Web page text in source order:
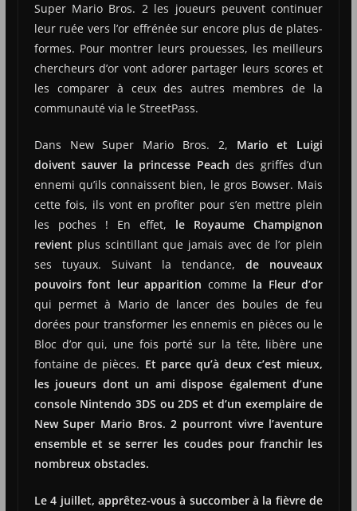
Super Mario Bros. 2 les joueurs peuvent continuer
leur ruée vers l’or effrénée sur encore plus de plates-
formes. Pour montrer leurs prouesses, les meilleurs
chercheurs d’or vont adorer partager leurs scores et
les comparer à ceux des autres membres de la
communauté via le StreetPass.
Dans New Super Mario Bros. 2, Mario et Luigi
doivent sauver la princesse Peach des griffes d’un
ennemi qu’ils connaissent bien, le gros Bowser. Mais
cette fois, ils vont en profiter pour s’en mettre plein
les poches ! En effet, le Royaume Champignon
revient plus scintillant que jamais avec de l’or plein
ses tuyaux. Suivant la tendance,de nouveaux
pouvoirs font leur apparition comme la Fleur d’or
qui permet à Mario de lancer des boules de feu
dorées pour transformer les ennemis en pièces ou le
Bloc d’or qui, une fois porté sur la tête, libère une
fontaine de pièces. Et parce qu’à deux c’est mieux,
les joueurs dont un ami dispose également d’une
console Nintendo 3DS ou 2DS et d’un exemplaire de
New Super Mario Bros. 2 pourront vivre l’aventure
ensemble et se serrer les coudes pour franchir les
nombreux obstacles.
Le 4 juillet, apprêtez-vous à succomber à la fièvre de